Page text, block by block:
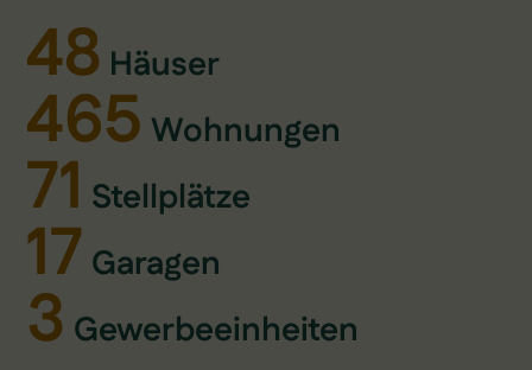
48 Häuser
465 Wohnungen
71 Stellplätze
17 Garagen
3 Gewerbeeinheiten